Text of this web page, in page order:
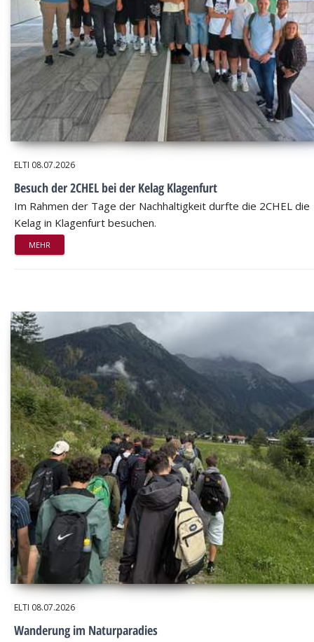
ELTI 08.07.2026
Besuch der 2CHEL bei der Kelag Klagenfurt
Im Rahmen der Tage der Nachhaltigkeit durfte die 2CHEL die
Kelag in Klagenfurt besuchen.
MEHR
ELTI 08.07.2026
Wanderung im Naturparadies